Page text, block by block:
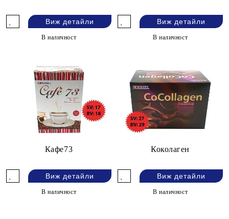
Виж детайли
В наличност
Виж детайли
В наличност
Кафе73
Виж детайли
В наличност
Коколаген
Виж детайли
В наличност